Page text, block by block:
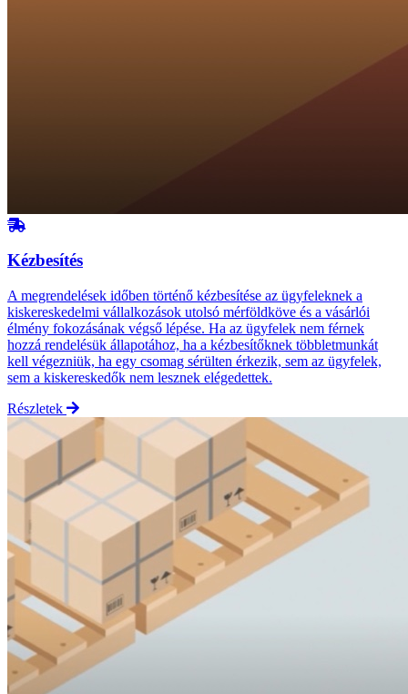
Kézbesítés
A megrendelések időben történő kézbesítése az ügyfeleknek a
kiskereskedelmi vállalkozások utolsó mérföldköve és a vásárlói
élmény fokozásának végső lépése. Ha az ügyfelek nem férnek
hozzá rendelésük állapotához, ha a kézbesítőknek többletmunkát
kell végezniük, ha egy csomag sérülten érkezik, sem az ügyfelek,
sem a kiskereskedők nem lesznek elégedettek.
Részletek